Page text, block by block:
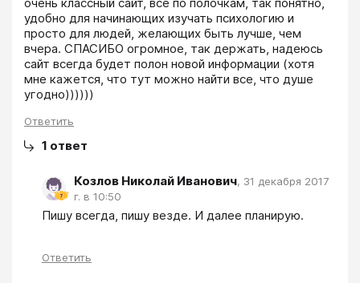
удобно для начинающих изучать психологию и
просто для людей, желающих быть лучше, чем
вчера. СПАСИБО огромное, так держать, надеюсь
сайт всегда будет полон новой информации (хотя
мне кажется, что тут можно найти все, что душе
угодно))))))
Ответить
1 ответ
Козлов Николай Иванович, 31 декабря 2017
г. в 10:50
Пишу всегда, пишу везде. И далее планирую.
Ответить